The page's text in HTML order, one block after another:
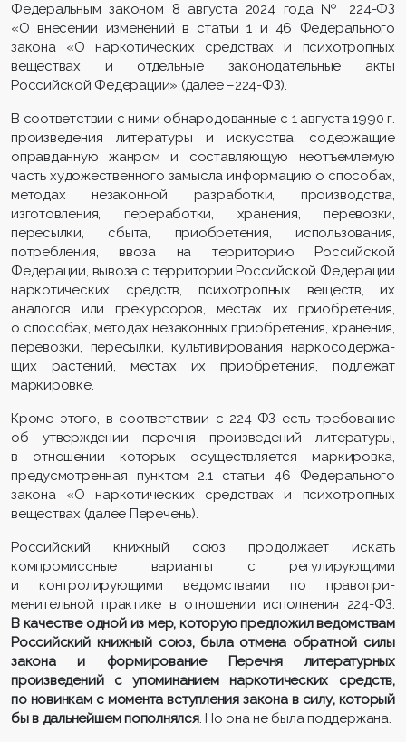
Федеральным законом 8 августа 2024 года № 224-ФЗ
«О внесении изменений в статьи 1 и 46 Федерального
закона «О наркотических средствах и психотропных
веществах и отдельные законодательные акты
Российской Федерации» (далее –224-ФЗ).
В соответствии с ними обнародованные с 1 августа 1990 г.
произведения литературы и искусства, содержащие
оправданную жанром и соста­вляющую неотъемлемую
часть художес­твен­ного замысла информацию о способах,
методах незаконной разработки, производства,
изготовления, переработки, хранения, перевозки,
пересылки, сбыта, приобретения, использования,
потребления, ввоза на территорию Российской
Федерации, вывоза с территории Российской Федерации
наркотических средств, психотропных веществ, их
аналогов или прекурсоров, местах их приобретения,
о способах, методах незаконных приобретения, хранения,
перевозки, пересылки, культивирования нарко­содержа­
щих растений, местах их приобретения, подлежат
маркировке.
Кроме этого, в соответствии с 224-ФЗ есть требование
об утверждении перечня произведений литературы,
в отношении которых осуществляется маркировка,
предусмотренная пунктом 2.1 статьи 46 Федерального
закона «О наркотических средствах и психотропных
веществах (далее Перечень).
Российский книжный союз продолжает искать
компромиссные варианты с регулирующими
и контролирующими ведомствами по право­при­
менительной практике в отношении исполнения 224-ФЗ.
В качестве одной из мер, которую предложил ведомствам
Российский книжный союз, была отмена обратной силы
закона и форми­ро­вание Перечня литературных
произведений с упоми­нанием наркотических средств,
по новинкам с момента вступления закона в силу, который
бы в дальнейшем пополнялся. Но она не была поддержана.